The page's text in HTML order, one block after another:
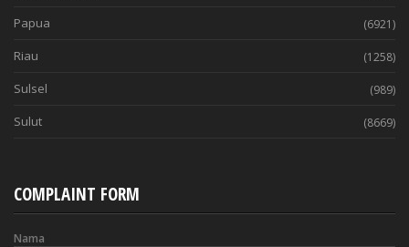
Papua (6921)
Riau (1258)
Sulsel (989)
Sulut (8669)
COMPLAINT FORM
Nama